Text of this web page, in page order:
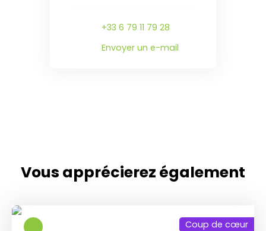
+33 6 79 11 79 28
Envoyer un e-mail
Vous apprécierez également
Coup de cœur